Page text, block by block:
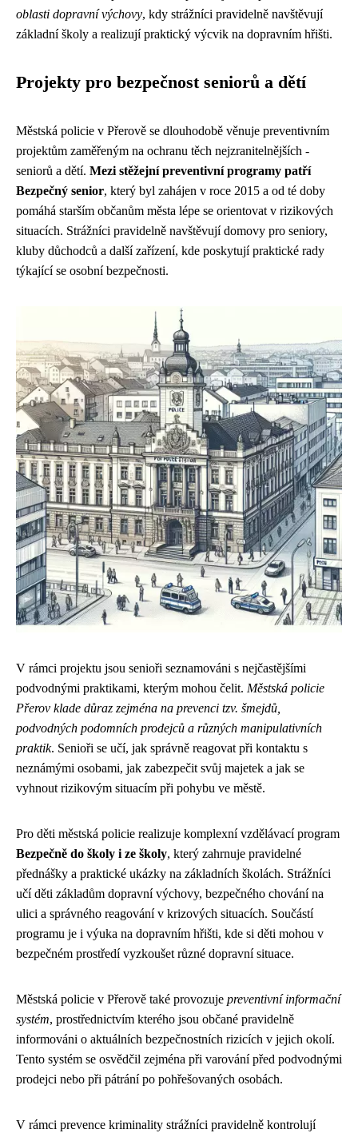
oblasti dopravní výchovy, kdy strážníci pravidelně navštěvují
základní školy a realizují praktický výcvik na dopravním hřišti.
Projekty pro bezpečnost seniorů a dětí
Městská policie v Přerově se dlouhodobě věnuje preventivním
projektům zaměřeným na ochranu těch nejzranitelnějších -
seniorů a dětí. Mezi stěžejní preventivní programy patří
Bezpečný senior, který byl zahájen v roce 2015 a od té doby
pomáhá starším občanům města lépe se orientovat v rizikových
situacích. Strážníci pravidelně navštěvují domovy pro seniory,
kluby důchodců a další zařízení, kde poskytují praktické rady
týkající se osobní bezpečnosti.
V rámci projektu jsou senioři seznamováni s nejčastějšími
podvodnými praktikami, kterým mohou čelit. Městská policie
Přerov klade důraz zejména na prevenci tzv. šmejdů,
podvodných podomních prodejců a různých manipulativních
praktik. Senioři se učí, jak správně reagovat při kontaktu s
neznámými osobami, jak zabezpečit svůj majetek a jak se
vyhnout rizikovým situacím při pohybu ve městě.
Pro děti městská policie realizuje komplexní vzdělávací program
Bezpečně do školy i ze školy, který zahrnuje pravidelné
přednášky a praktické ukázky na základních školách. Strážníci
učí děti základům dopravní výchovy, bezpečného chování na
ulici a správného reagování v krizových situacích. Součástí
programu je i výuka na dopravním hřišti, kde si děti mohou v
bezpečném prostředí vyzkoušet různé dopravní situace.
Městská policie v Přerově také provozuje preventivní informační
systém, prostřednictvím kterého jsou občané pravidelně
informováni o aktuálních bezpečnostních rizicích v jejich okolí.
Tento systém se osvědčil zejména při varování před podvodnými
prodejci nebo při pátrání po pohřešovaných osobách.
V rámci prevence kriminality strážníci pravidelně kontrolují